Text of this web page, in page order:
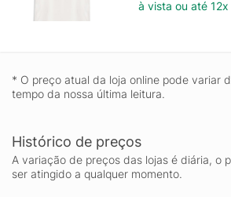
à vista ou até 12x
* O preço atual da loja online pode variar
tempo da nossa última leitura.
Histórico de preços
A variação de preços das lojas é diária, o
ser atingido a qualquer momento.